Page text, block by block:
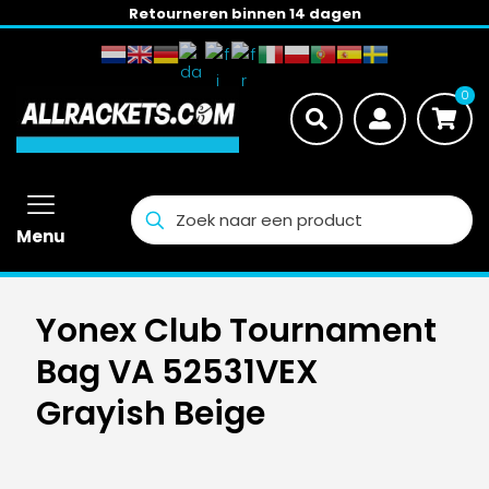
Retourneren binnen 14 dagen
0
Menu
Yonex Club Tournament
Bag VA 52531VEX
Grayish Beige